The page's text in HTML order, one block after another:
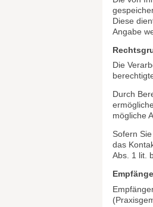
Die
an einer
Art und
Diese
Angabe
Die
Durch
mögliche